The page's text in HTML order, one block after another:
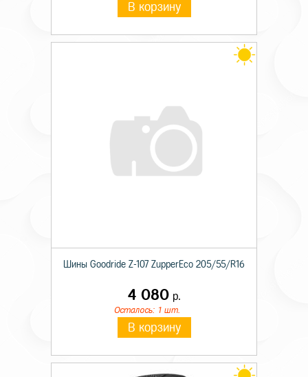
В корзину
Шины Goodride Z-107 ZupperEco 205/55/R16
4 080р.
Осталось: 1 шт.
В корзину